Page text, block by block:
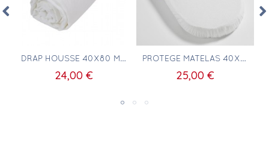
Aperçu rapide DRAP HOUSSE 40X80 MATELAS BERCEAU OVALE
24,00 €
Aperçu rapide PROTÈGE MATELAS 40X80 BERCEAU OVALE
25,00 €